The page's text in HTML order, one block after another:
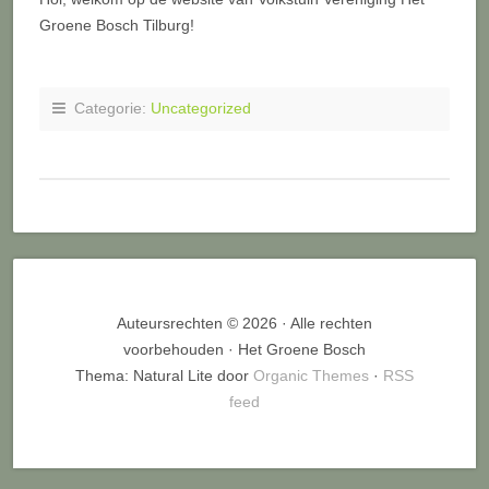
Groene Bosch Tilburg!
Categorie: Uncategorized
Auteursrechten © 2026 · Alle rechten
voorbehouden · Het Groene Bosch
Thema: Natural Lite door Organic Themes · RSS
feed